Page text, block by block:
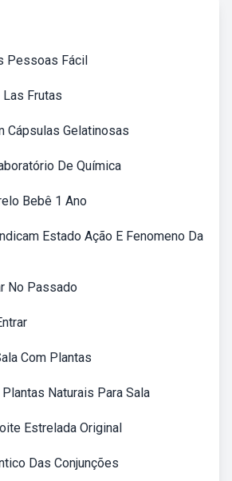
Pessoas Fácil
Frutas
Cápsulas Gelatinosas
De Química
Bebê 1 Ano
Estado Ação E Fenomeno Da
No Passado
Com Plantas
Naturais Para Sala
Estrelada Original
Das Conjunções